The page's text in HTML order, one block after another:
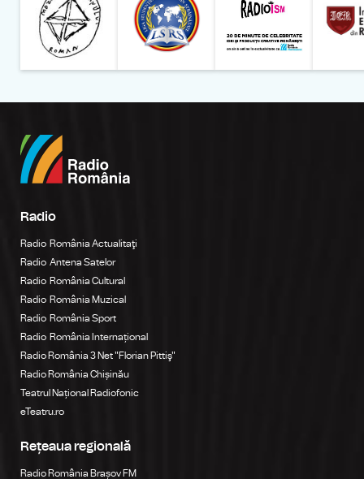
Radio
Radio România Actualitaţi
Radio Antena Satelor
Radio România Cultural
Radio România Muzical
Radio România Sport
Radio România Internațional
Radio România 3 Net "Florian Pittiş"
Radio România Chișinău
Teatrul Național Radiofonic
eTeatru.ro
Rețeaua regională
Radio România Brașov FM